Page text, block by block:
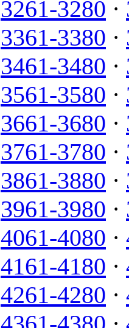
3261-3280 ·
3361-3380 ·
3461-3480 ·
3561-3580 ·
3661-3680 ·
3761-3780 ·
3861-3880 ·
3961-3980 ·
4061-4080 ·
4161-4180 ·
4261-4280 ·